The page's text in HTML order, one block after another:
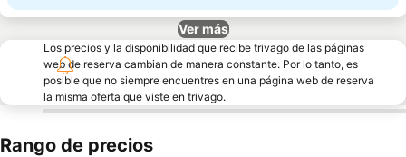
Ver más
Los precios y la disponibilidad que recibe trivago de las páginas
web de reserva cambian de manera constante. Por lo tanto, es
posible que no siempre encuentres en una página web de reserva
la misma oferta que viste en trivago.
Rango de precios